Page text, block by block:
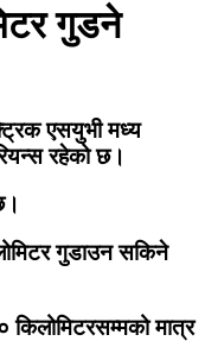
गुडने
एसयुभी मध्य
रहेको छ।
गुडाउन सकिने
मात्र